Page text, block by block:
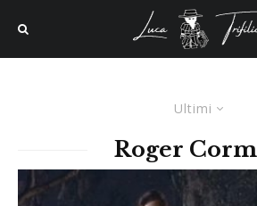
Ultimi
Roger